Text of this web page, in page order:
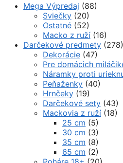
Mega Výpredaj (88)
Sviečky (20)
Ostatné (52)
Macko z ruží (16)
Darčekové predmety (278)
Dekorácie (47)
Pre domácich
Náramky proti
Peňaženky (40)
Hrnčeky (19)
Darčekové sety (43)
Mackovia z ruží (18)
25 cm (5)
30 cm (3)
35 cm (8)
65 cm (2)